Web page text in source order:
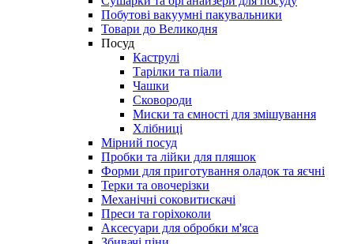
Побутові вакуумні пакувальники
Товари до Великодня
Посуд
Каструлі
Тарілки та піали
Чашки
Сковороди
Миски та ємності для змішування
Хлібниці
Мірний посуд
Пробки та лійки для пляшок
Форми для приготування оладок та яєчні
Терки та овочерізки
Механічні соковитискачі
Преси та горіхоколи
Аксесуари для обробки м'яса